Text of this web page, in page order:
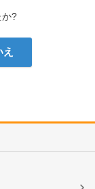
か?
え